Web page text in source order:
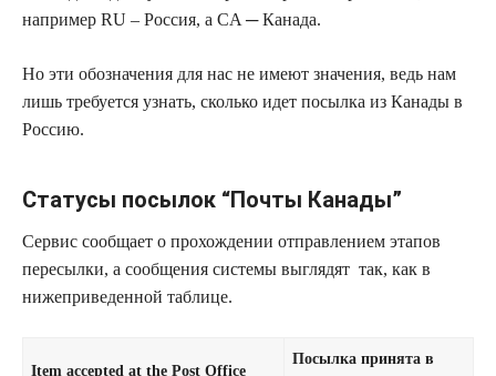
например RU – Россия, а CA ─ Канада.
Но эти обозначения для нас не имеют значения, ведь нам
лишь требуется узнать, сколько идет посылка из Канады в
Россию.
Статусы посылок “Почты Канады”
Сервис сообщает о прохождении отправлением этапов
пересылки, а сообщения системы выглядят так, как в
нижеприведенной таблице.
Item accepted at the Post Office
Посылка принята в